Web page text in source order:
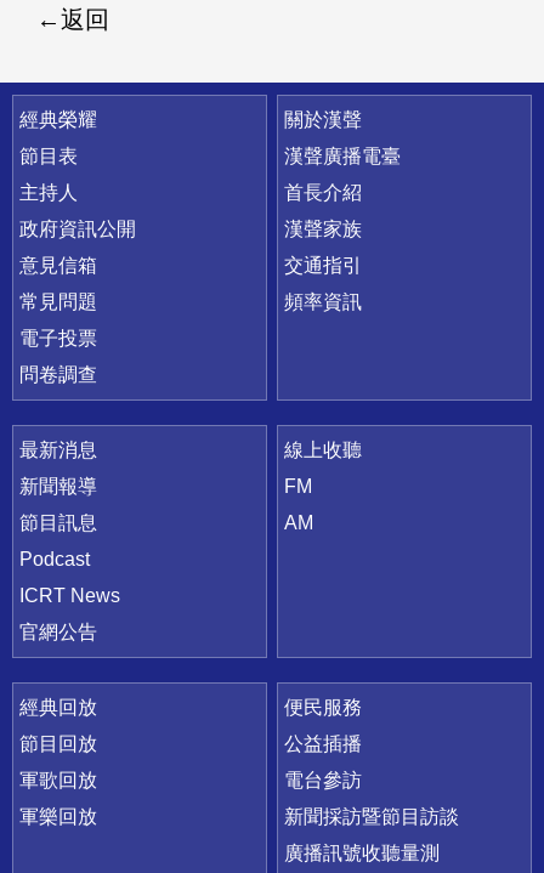
返回
快速連結
經典榮耀
節目表
主持人
政府資訊公開
意見信箱
常見問題
電子投票
問卷調查
關於漢聲
漢聲廣播電臺
首長介紹
漢聲家族
交通指引
頻率資訊
最新消息
新聞報導
節目訊息
Podcast
ICRT News
官網公告
線上收聽
FM
AM
經典回放
節目回放
軍歌回放
軍樂回放
便民服務
公益插播
電台參訪
新聞採訪暨節目訪談
廣播訊號收聽量測